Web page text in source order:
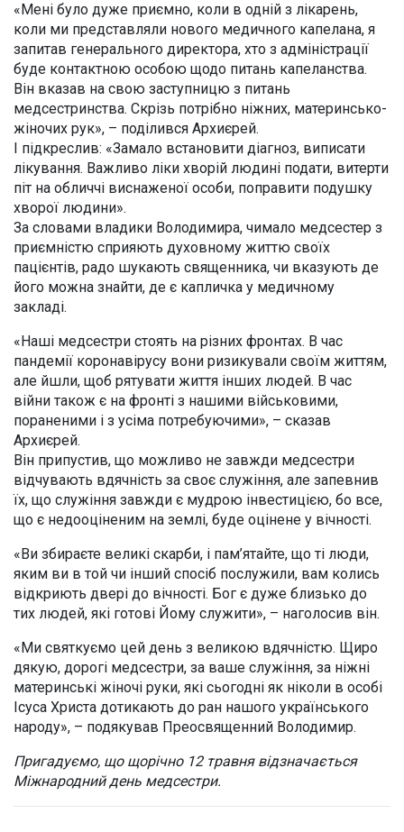
«Мені було дуже приємно, коли в одній з лікарень,
коли ми представляли нового медичного капелана, я
запитав генерального директора, хто з адміністрації
буде контактною особою щодо питань капеланства.
Він вказав на свою заступницю з питань
медсестринства. Скрізь потрібно ніжних, материнсько-
жіночих рук», – поділився Архиєрей.
І підкреслив: «Замало встановити діагноз, виписати
лікування. Важливо ліки хворій людині подати, витерти
піт на обличчі виснаженої особи, поправити подушку
хворої людини».
За словами владики Володимира, чимало медсестер з
приємністю сприяють духовному життю своїх
пацієнтів, радо шукають священника, чи вказують де
його можна знайти, де є капличка у медичному
закладі.
«Наші медсестри стоять на різних фронтах. В час
пандемії коронавірусу вони ризикували своїм життям,
але йшли, щоб рятувати життя інших людей. В час
війни також є на фронті з нашими військовими,
пораненими і з усіма потребуючими», – сказав
Архиєрей.
Він припустив, що можливо не завжди медсестри
відчувають вдячність за своє служіння, але запевнив
їх, що служіння завжди є мудрою інвестицією, бо все,
що є недооціненим на землі, буде оцінене у вічності.
«Ви збираєте великі скарби, і пам’ятайте, що ті люди,
яким ви в той чи інший спосіб послужили, вам колись
відкриють двері до вічності. Бог є дуже близько до
тих людей, які готові Йому служити», – наголосив він.
«Ми святкуємо цей день з великою вдячністю. Щиро
дякую, дорогі медсестри, за ваше служіння, за ніжні
материнські жіночі руки, які сьогодні як ніколи в особі
Ісуса Христа дотикають до ран нашого українського
народу», – подякував Преосвященний Володимир.
Пригадуємо, що щорічно 12 травня відзначається
Міжнародний день медсестри.